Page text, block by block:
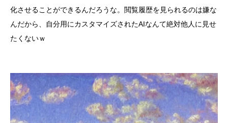
化させることができるんだろうな。閲覧履歴を見られるのは嫌な
んだから、自分用にカスタマイズされたAIなんて絶対他人に見せ
たくないｗ